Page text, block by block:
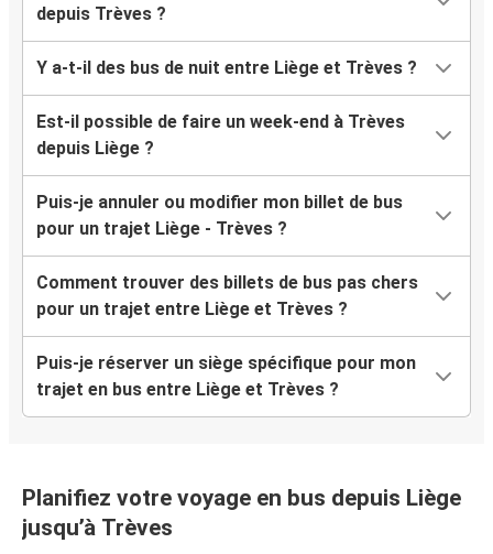
depuis Trèves ?
Y a-t-il des bus de nuit entre Liège et Trèves ?
Est-il possible de faire un week-end à Trèves
depuis Liège ?
Puis-je annuler ou modifier mon billet de bus
pour un trajet Liège - Trèves ?
Comment trouver des billets de bus pas chers
pour un trajet entre Liège et Trèves ?
Puis-je réserver un siège spécifique pour mon
trajet en bus entre Liège et Trèves ?
Planifiez votre voyage en bus depuis Liège
jusqu’à Trèves